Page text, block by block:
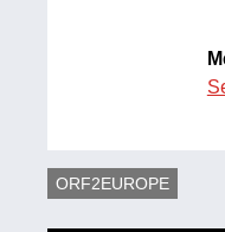
ORF2EUROPE